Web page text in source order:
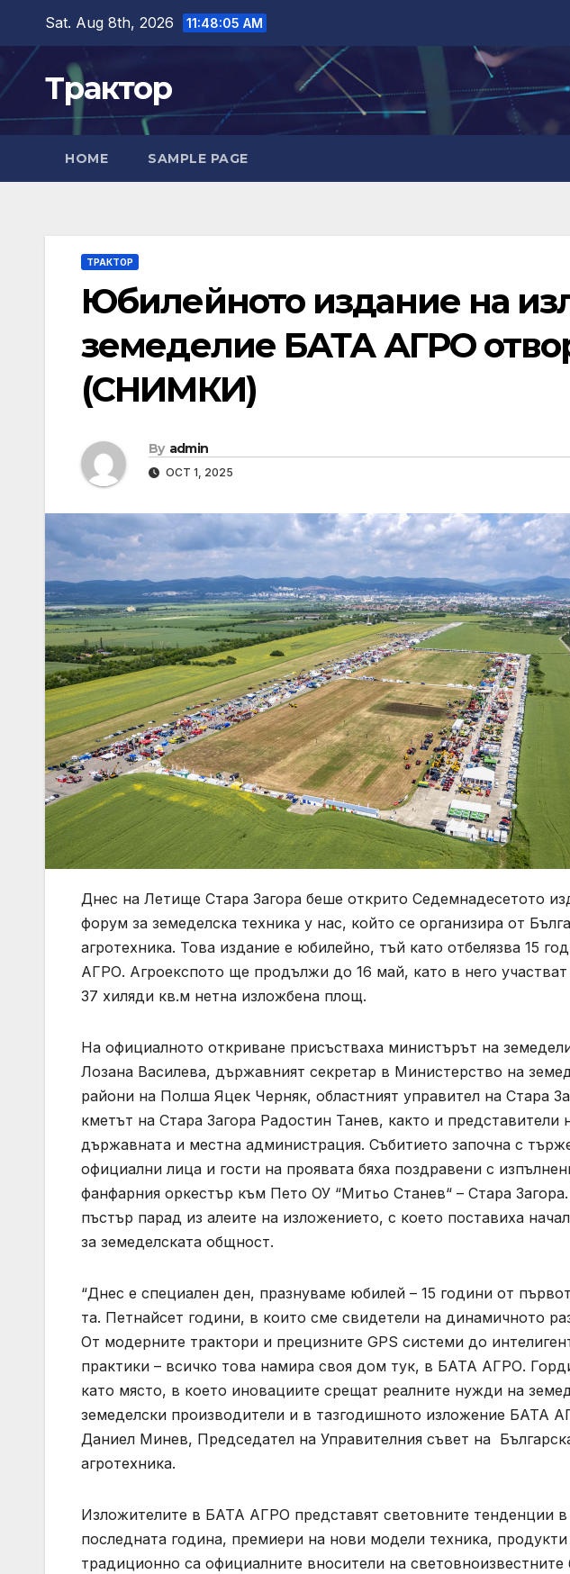
content
Sat. Aug 8th, 2026 11:48:07 AM
Трактор
HOME SAMPLE PAGE
ТРАКТОР
Юбилейното издание на
земеделие БАТА АГРО
(СНИМКИ)
By admin
OCT 1, 2025
Днес на Летище Стара Загора беше открито Седемнадесетото
форум за земеделска техника у нас, който се организира от
агротехника. Това издание е юбилейно, тъй като отбелязва 15
АГРО. Агроекспото ще продължи до 16 май, като в него
37 хиляди кв.м нетна изложбена площ.
На официалното откриване присъстваха министърът на
Лозана Василева, държавният секретар в Министерство на
райони на Полша Яцек Черняк, областният управител на Стара
кметът на Стара Загора Радостин Танев, както и представители
държавната и местна администрация. Събитието започна с
официални лица и гости на проявата бяха поздравени с
фанфарния оркестър към Пето ОУ “Митьо Станев“ – Стара
пъстър парад из алеите на изложението, с което поставиха
за земеделската общност.
“Днес е специален ден, празнуваме юбилей – 15 години от
та. Петнайсет години, в които сме свидетели на динамичното
От модерните трактори и прецизните GPS системи до
практики – всичко това намира своя дом тук, в БАТА АГРО.
като място, в което иновациите срещат реалните нужди на
земеделски производители и в тазгодишното изложение БАТА
Даниел Минев, Председател на Управителния съвет на
агротехника.
Изложителите в БАТА АГРО представят световните тенденции в
последната година, премиери на нови модели техника,
традиционно са официалните вносители на световноизвестните